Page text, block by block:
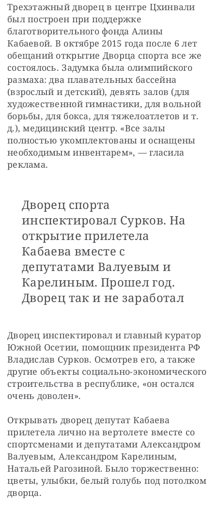
Трехэтажный дворец в центре Цхинвали
был построен при поддержке
благотворительного фонда Алины
Кабаевой. В октябре 2015 года после 6 лет
обещаний открытие Дворца спорта все же
состоялось. Задумка была олимпийского
размаха: два плавательных бассейна
(взрослый и детский), девять залов (для
художественной гимнастики, для вольной
борьбы, для бокса, для тяжелоатлетов и т.
д.), медицинский центр. «Все залы
полностью укомплектованы и оснащены
необходимым инвентарем», — гласила
реклама.
Дворец спорта
инспектировал Сурков. На
открытие прилетела
Кабаева вместе с
депутатами Валуевым и
Карелиным. Прошел год.
Дворец так и не заработал
Дворец инспектировал и главный куратор
Южной Осетии, помощник президента РФ
Владислав Сурков. Осмотрев его, а также
другие объекты социально-экономического
строительства в республике, «он остался
очень доволен».
Открывать дворец депутат Кабаева
прилетела лично на вертолете вместе со
спортсменами и депутатами Александром
Валуевым, Александром Карелиным,
Натальей Рагозиной. Было торжественно:
цветы, улыбки, белый голубь под потолком
дворца.